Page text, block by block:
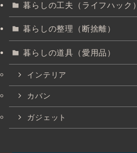
暮らしの工夫（ライフハック）
暮らしの整理（断捨離）
暮らしの道具（愛用品）
インテリア
カバン
ガジェット